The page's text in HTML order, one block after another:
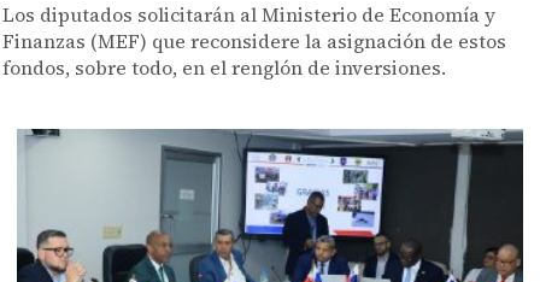
Los diputados solicitarán al Ministerio de Economía y
Finanzas (MEF) que reconsidere la asignación de estos
fondos, sobre todo, en el renglón de inversiones.